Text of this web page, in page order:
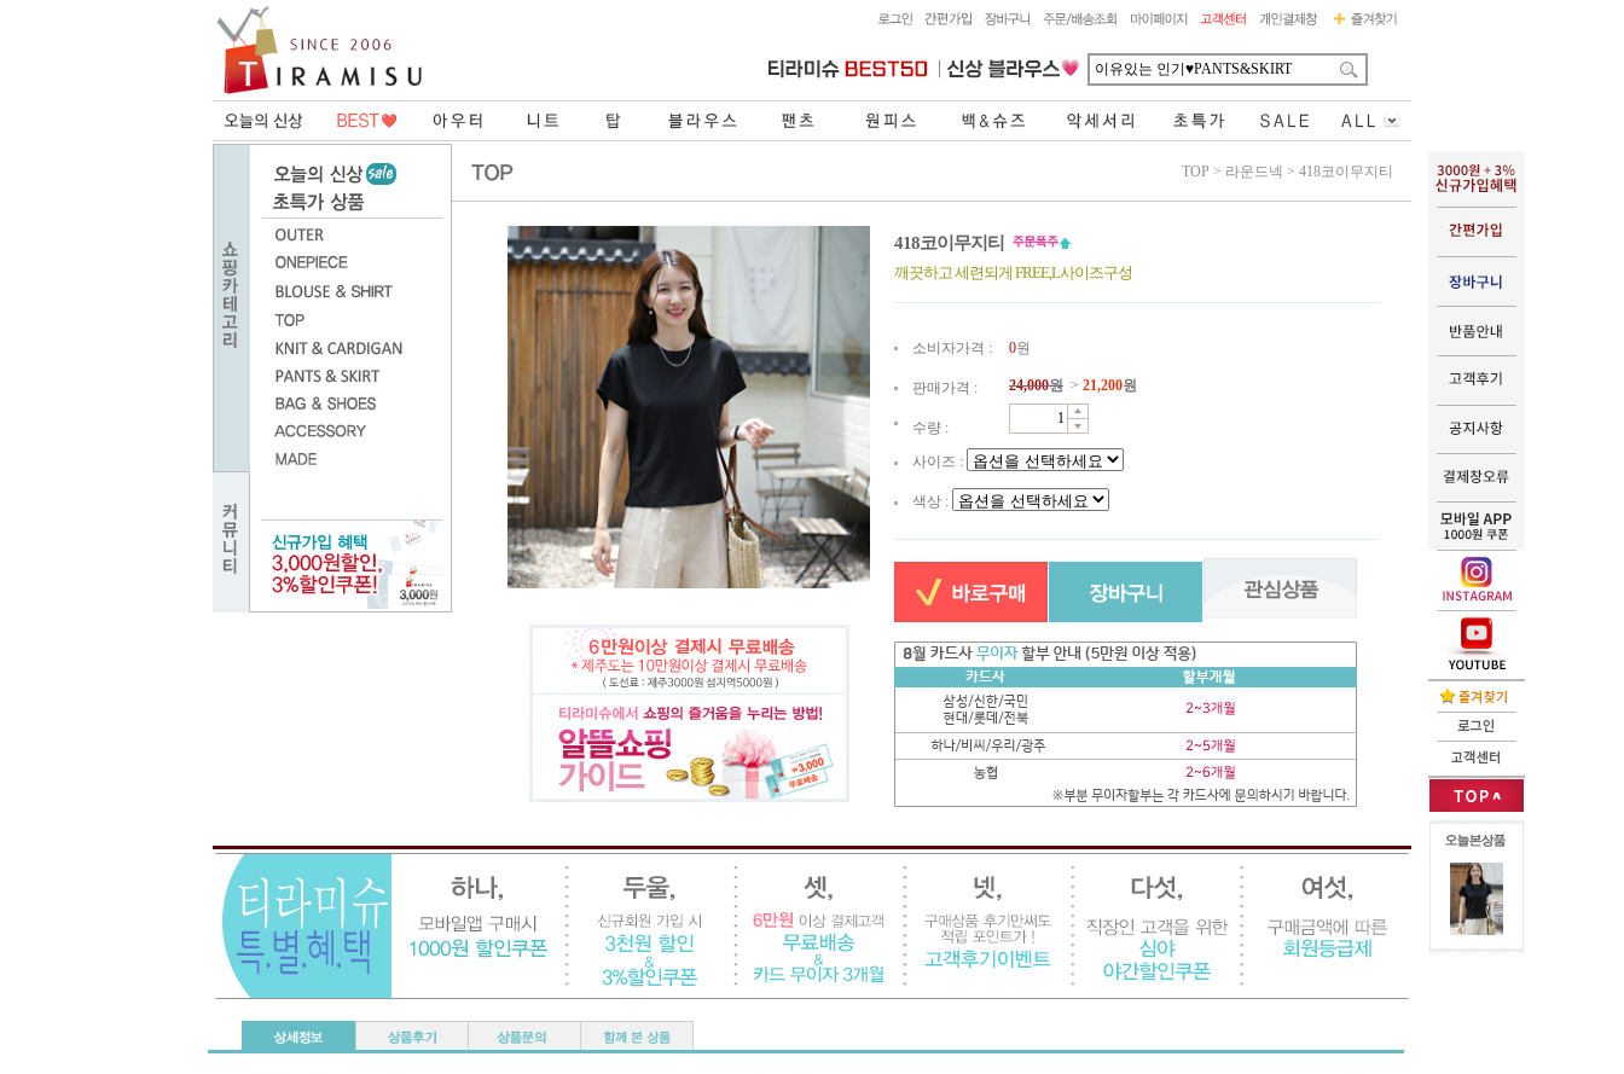
TOP > 라운드넥 > 418코이무지티
418코이무지티
깨끗하고 세련되게 FREE,L사이즈구성
소비자가격 : 0원
판매가격 : 24,000원 > 21,200원
수량 :
사이즈 :
색상 :